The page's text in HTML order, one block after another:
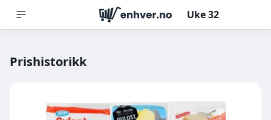
Uke32
Prishistorikk